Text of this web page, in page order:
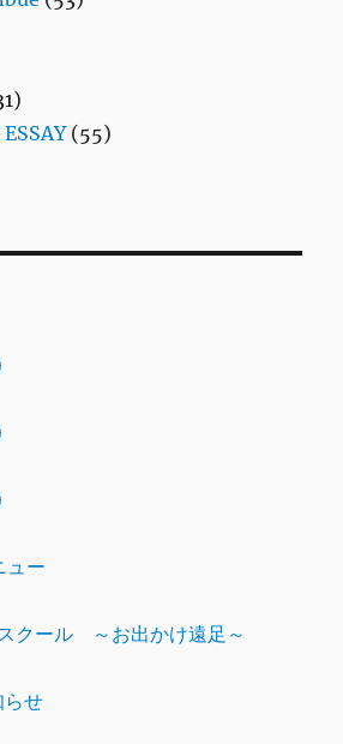
(55)
ュー
クール ～お出かけ遠足～
らせ